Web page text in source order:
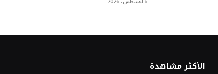
الأكثر مشاهدة